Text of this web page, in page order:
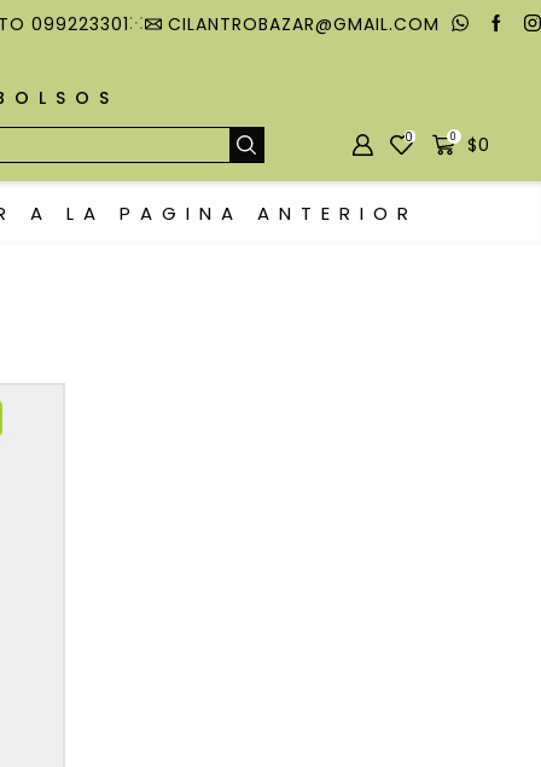
099223301
CILANTROBAZAR@GMAIL.COM
0 0 $0
A LA PAGINA ANTERIOR